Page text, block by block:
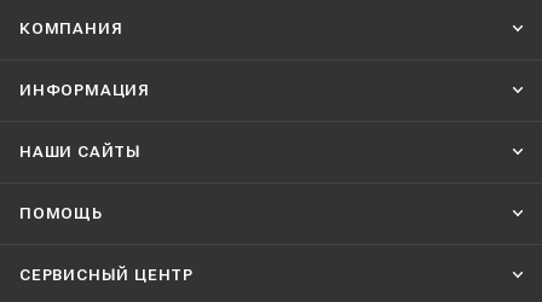
КОМПАНИЯ
ИНФОРМАЦИЯ
НАШИ CАЙТЫ
ПОМОЩЬ
СЕРВИСНЫЙ ЦЕНТР